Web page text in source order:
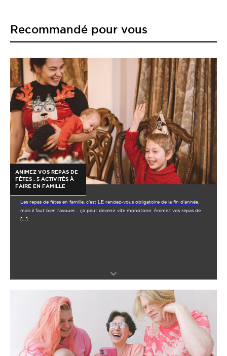
Recommandé pour vous
ANIMEZ VOS REPAS DE
FÊTES : 5 ACTIVITÉS À
FAIRE EN FAMILLE
Les repas de fêtes en famille, c’est LE rendez-vous obligatoire de la fin d’année,
mais il faut bien l’avouer… ça peut devenir vite monotone. Animez vos repas de
[…]